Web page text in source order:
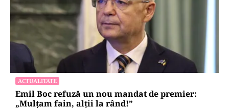
ACTUALITATE
Emil Boc refuză un nou mandat de premier:
„Mulțam fain, alții la rând!”